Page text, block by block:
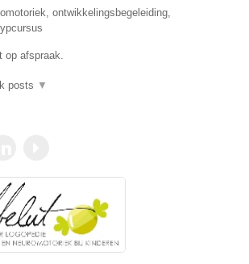
ontwikkelingsbegeleiding,
op afspraak.
posts ▼